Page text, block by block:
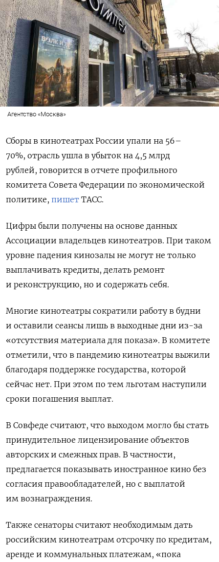
Агентство «Москва»
Сборы в кинотеатрах России упали на 56–
70%, отрасль ушла в убыток на 4,5 млрд
рублей, говорится в отчете профильного
комитета Совета Федерации по экономической
политике, пишет ТАСС.
Цифры были получены на основе данных
Ассоциации владельцев кинотеатров. При таком
уровне падения кинозалы не могут не только
выплачивать кредиты, делать ремонт
и реконструкцию, но и содержать себя.
Многие кинотеатры сократили работу в будни
и оставили сеансы лишь в выходные дни из-за
«отсутствия материала для показа». В комитете
отметили, что в пандемию кинотеатры выжили
благодаря поддержке государства, которой
сейчас нет. При этом по тем льготам наступили
сроки погашения выплат.
В Совфеде считают, что выходом могло бы стать
принудительное лицензирование объектов
авторских и смежных прав. В частности,
предлагается показывать иностранное кино без
согласия правообладателей, но с выплатой
им вознаграждения.
Также сенаторы считают необходимым дать
российским кинотеатрам отсрочку по кредитам,
аренде и коммунальных платежам, «пока